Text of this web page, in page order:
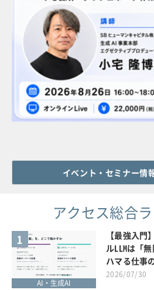
イベント・セミナー情
アクセス総合
1
AI・生成AI
【最強入
ルLLMは「
ハマる仕事
2026/07/30